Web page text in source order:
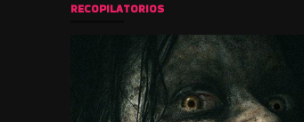
RECOPILATORIOS